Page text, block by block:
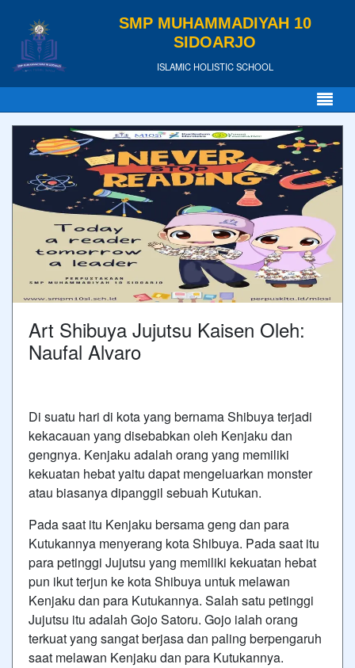
SMP MUHAMMADIYAH 10
SIDOARJO
ISLAMIC HOLISTIC SCHOOL
Art Shibuya Jujutsu Kaisen Oleh:
Naufal Alvaro
Di suatu hari di kota yang bernama Shibuya terjadi
kekacauan yang disebabkan oleh Kenjaku dan
gengnya. Kenjaku adalah orang yang memiliki
kekuatan hebat yaitu dapat mengeluarkan monster
atau biasanya dipanggil sebuah Kutukan.
Pada saat itu Kenjaku bersama geng dan para
Kutukannya menyerang kota Shibuya. Pada saat itu
para petinggi Jujutsu yang memiliki kekuatan hebat
pun ikut terjun ke kota Shibuya untuk melawan
Kenjaku dan para Kutukannya. Salah satu petinggi
Jujutsu itu adalah Gojo Satoru. Gojo ialah orang
terkuat yang sangat berjasa dan paling berpengaruh
saat melawan Kenjaku dan para Kutukannya.